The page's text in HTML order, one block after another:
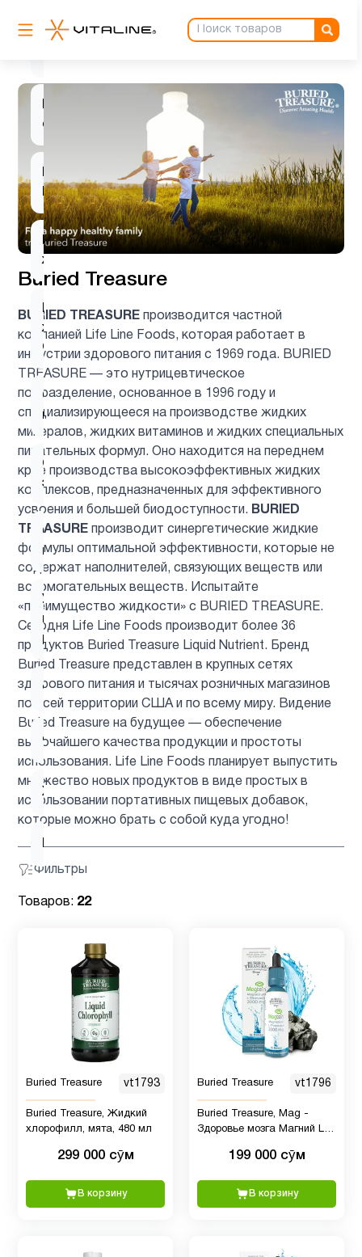
Buried Treasure
BURIED TREASURE производится частной
компанией Life Line Foods, которая работает в
индустрии здорового питания с 1969 года. BURIED
TREASURE — это нутрицевтическое
подразделение, основанное в 1996 году и
специализирующееся на производстве жидких
минералов, жидких витаминов и жидких специальных
питательных формул. Оно находится на переднем
крае производства высокоэффективных жидких
комплексов, предназначенных для эффективного
усвоения и большей биодоступности. BURIED
TREASURE производит синергетические жидкие
формулы оптимальной эффективности, которые не
содержат наполнителей, связующих веществ или
вспомогательных веществ. Испытайте
«преимущество жидкости» с BURIED TREASURE.
Сегодня Life Line Foods производит более 36
продуктов Buried Treasure Liquid Nutrient. Бренд
Buried Treasure представлен в крупных сетях
здорового питания и тысячах розничных магазинов
по всей территории США и по всему миру. Видение
Buried Treasure на будущее — обеспечение
высочайшего качества продукции и простоты
использования. Life Line Foods планирует выпустить
множество новых продуктов в виде простых в
использовании портативных пищевых добавок,
которые можно брать с собой куда угодно!
Фильтры
Препараты с
с магнием
Питание
1
Рыбий
жир
1
Рыбий
жир
Омега-3
Система
пищеварение
Список
эндокринологов
1
Спорт
питание
Уход за
полостью
рта
Фосфатидилхолин 1
Фосфолипиды 1
Хлорофилл
Цинк
Товаров: 22
Buried Treasure vt1793
Buried Treasure, Жидкий
хлорофилл, мята, 480 мл
299 000 сӯм
В корзину
Buried Treasure vt1796
Buried Treasure, Mag -
Здоровье мозга Магний L-
памяти и сна
199 000 сӯм
В корзину